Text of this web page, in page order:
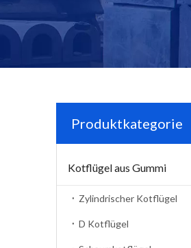
Produktkategorie
Kotflügel aus Gummi
Zylindrischer Kotflügel
D Kotflügel